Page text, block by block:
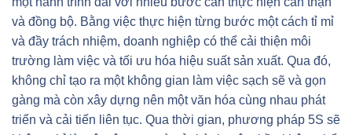
và đồng bộ. Bằng việc thực hiện từng bước một cách tỉ mỉ
và đầy trách nhiệm, doanh nghiệp có thể cải thiện môi
trường làm việc và tối ưu hóa hiệu suất sản xuất. Qua đó,
không chỉ tạo ra một không gian làm việc sạch sẽ và gọn
gàng mà còn xây dựng nên một văn hóa cùng nhau phát
triển và cải tiến liên tục. Qua thời gian, phương pháp 5S sẽ